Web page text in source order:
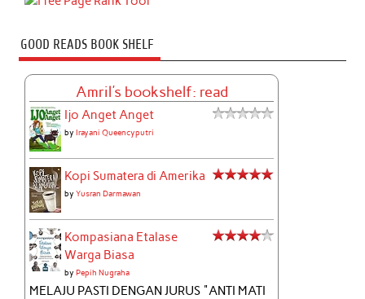
GOOD READS BOOK SHELF
Amril's bookshelf: read
Ijo Anget Anget
byIrayani Queencyputri
Kopi Sumatera di Amerika
byYusran Darmawan
Kompasiana Etalase
Warga Biasa
byPepih Nugraha
MELAJU PASTI DENGAN JURUS "ANTI MATI